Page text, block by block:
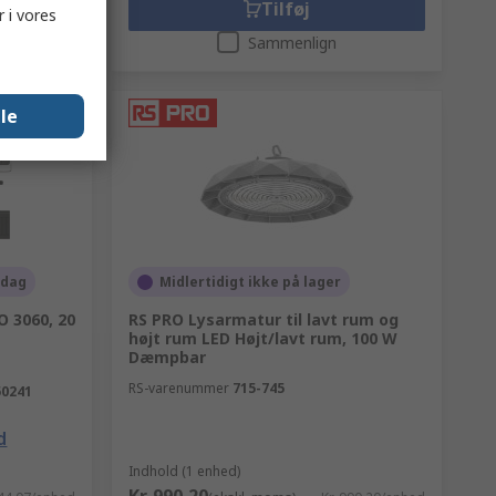
Tilføj
Sammenlign
3060, 20
Midlertidigt ikke på lager
RS PRO Lysarmatur til lavt rum og
højt rum LED Højt/lavt rum, 100 W
Dæmpbar
RS-varenummer 715-745
Indhold (1 enhed)
i vores